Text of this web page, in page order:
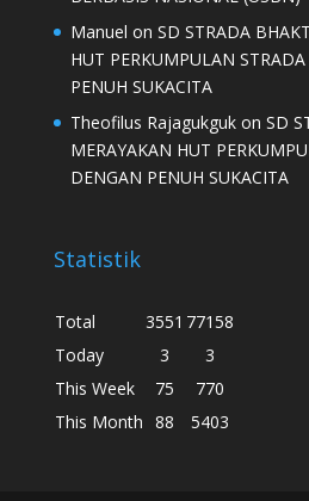
Manuel on SD STRADA
HUT PERKUMPULAN
PENUH SUKACITA
Theofilus Rajagukgukon SD
MERAYAKAN HUT
DENGAN PENUH SUKACITA
Statistik
Total 3551 77158
Today
3
3
This Week
75
770
This Month 88 5403